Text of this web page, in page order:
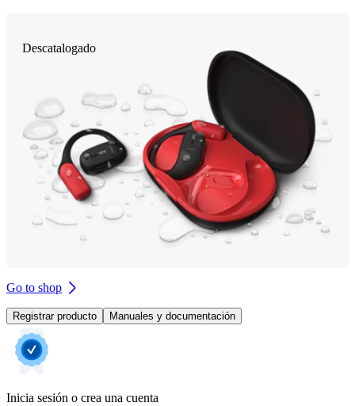
Descatalogado
Go to shop
Registrar producto Manuales y documentación
Inicia sesión o crea una cuenta